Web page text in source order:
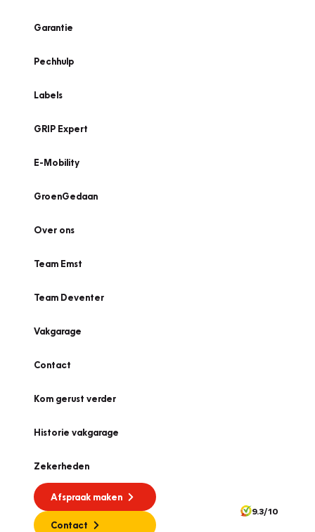
Garantie
Pechhulp
Labels
GRIP Expert
E-Mobility
GroenGedaan
Over ons
Team Emst
Team Deventer
Vakgarage
Contact
Kom gerust verder
Historie vakgarage
Zekerheden
Afspraak maken
Contact
9.3/10